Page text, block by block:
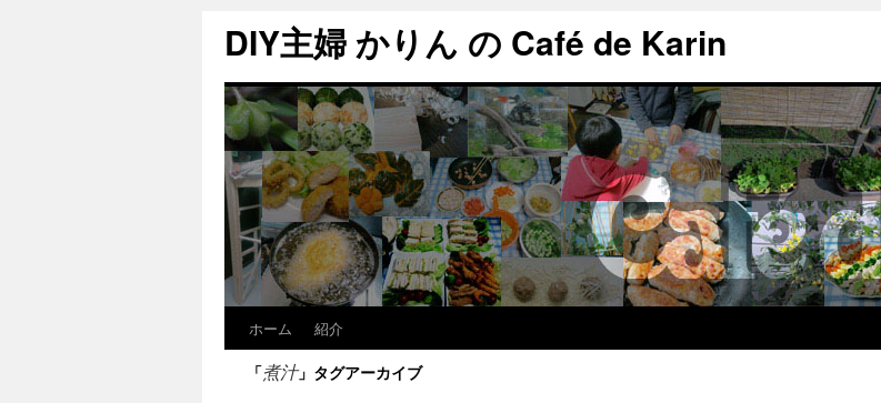
DIY主婦 かりん の Café de Karin
ホーム 紹介
「煮汁」タグアーカイブ